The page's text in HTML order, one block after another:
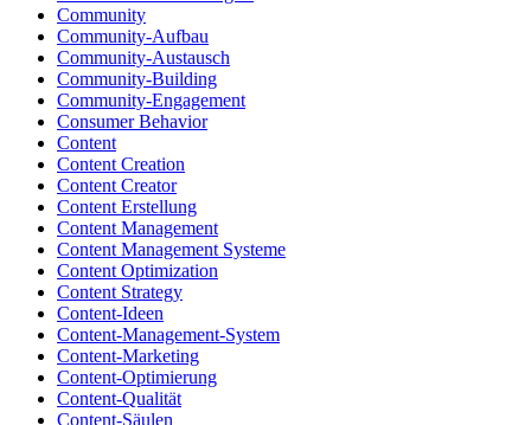
Community
Community-Aufbau
Community-Austausch
Community-Building
Community-Engagement
Consumer Behavior
Content
Content Creation
Content Creator
Content Erstellung
Content Management
Content Management Systeme
Content Optimization
Content Strategy
Content-Ideen
Content-Management-System
Content-Marketing
Content-Optimierung
Content-Qualität
Content-Säulen